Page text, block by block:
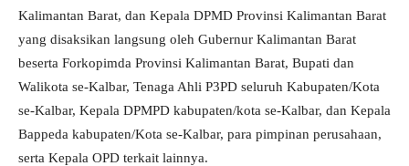
Kalimantan Barat, dan Kepala DPMD Provinsi Kalimantan Barat
yang disaksikan langsung oleh Gubernur Kalimantan Barat
beserta Forkopimda Provinsi Kalimantan Barat, Bupati dan
Walikota se-Kalbar, Tenaga Ahli P3PD seluruh Kabupaten/Kota
se-Kalbar, Kepala DPMPD kabupaten/kota se-Kalbar, dan Kepala
Bappeda kabupaten/Kota se-Kalbar, para pimpinan perusahaan,
serta Kepala OPD terkait lainnya.